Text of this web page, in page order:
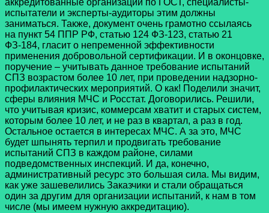
аккредитованные организации по ГОСТ, специалисты-
испытатели и эксперты-аудиторы этим должны
заниматься. Также, документ очень грамотно ссылаясь
на пункт 54 ППР РФ, статью 124 ФЗ-123, статью 21
ФЗ-184, гласит о непременной эффективности
применения добровольной сертификации. И в оконцовке,
поручение – учитывать данное требование испытаний
СПЗ возрастом более 10 лет, при проведении надзорно-
профилактических мероприятий. О как! Поделили значит,
сферы влияния МЧС и Росстат. Договорились. Решили,
что учитывая кризис, коммерсам хватит и старых систем,
которым более 10 лет, и не раз в квартал, а раз в год.
Остальное остается в интересах МЧС. А за это, МЧС
будет шпынять терпил и продвигать требование
испытаний СПЗ в каждом районе, силами
подведомственных инспекций. И да, конечно,
административный ресурс это большая сила. Мы видим,
как уже зашевелились Заказчики и стали обращаться
один за другим для организации испытаний, к нам в том
числе (мы имеем нужную аккредитацию).